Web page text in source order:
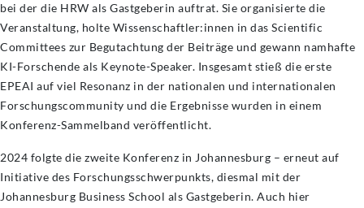
bei der die HRW als Gastgeberin auftrat. Sie organisierte die
Veranstaltung, holte Wissenschaftler:innen in das Scientific
Committees zur Begutachtung der Beiträge und gewann namhafte
KI-Forschende als Keynote-Speaker. Insgesamt stieß die erste
EPEAI auf viel Resonanz in der nationalen und internationalen
Forschungscommunity und die Ergebnisse wurden in einem
Konferenz-Sammelband veröffentlicht.
2024 folgte die zweite Konferenz in Johannesburg – erneut auf
Initiative des Forschungsschwerpunkts, diesmal mit der
Johannesburg Business School als Gastgeberin. Auch hier